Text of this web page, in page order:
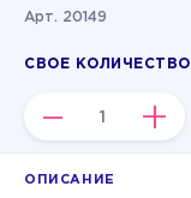
Арт. 20149
СВОЕ КОЛИЧЕСТВО
– +
ОПИСАНИЕ